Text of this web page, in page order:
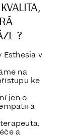
?
v
na
ke
jen o
a
a